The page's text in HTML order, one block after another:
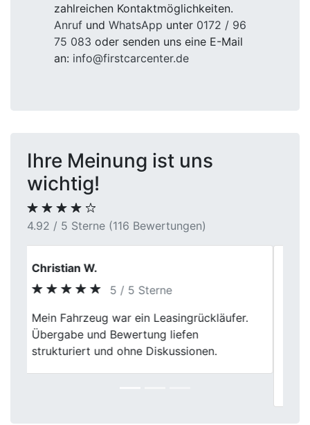
zahlreichen Kontaktmöglichkeiten.
Anruf und WhatsApp unter 0172 / 96
75 083 oder senden uns eine E-Mail
an: info@firstcarcenter.de
Ihre Meinung ist uns
wichtig!
4.92 / 5 Sterne (116 Bewertungen)
Tobi
5 / 5 Sterne
Ich bin sehr zufrieden mit First Car Center.
Sie haben meinen Gebrauchtwagen in
Unna zum besten Preis gekauft.
Previous